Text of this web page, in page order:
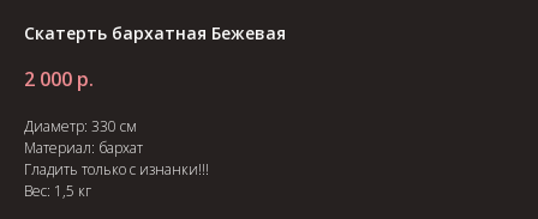
Скатерть бархатная Бежевая
2 000 р.
Диаметр: 330 см
Материал: бархат
Гладить только с изнанки!!!
Вес: 1,5 кг